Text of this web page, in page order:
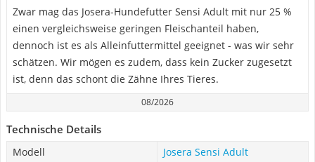
Zwar mag das Josera-Hundefutter Sensi Adult mit nur 25 %
einen vergleichsweise geringen Fleischanteil haben,
dennoch ist es als Alleinfuttermittel geeignet - was wir sehr
schätzen. Wir mögen es zudem, dass kein Zucker zugesetzt
ist, denn das schont die Zähne Ihres Tieres.
08/2026
Technische Details
Modell
Josera Sensi Adult